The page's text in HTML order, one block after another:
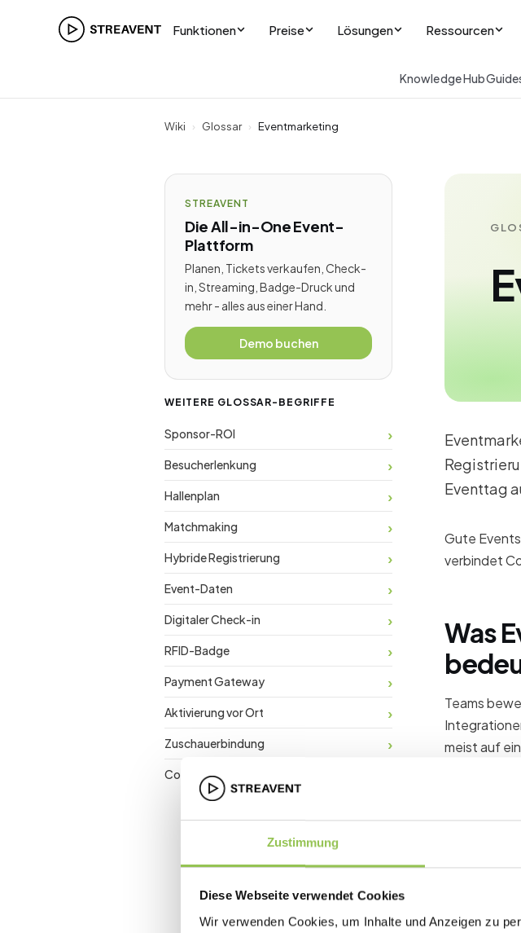
Zustimmung
Diese Webseite verwendet Cookies
Wir verwenden Cookies, um Inhalte und Anzeigen zu
Funktionen Preise Lösungen Ressourcen
Knowledge Hub
Wiki › Glossar › Eventmarketing
STREAVENT
Die All-in-One Event-
Plattform
Planen, Tickets verkaufen, Check-
in, Streaming, Badge-Druck und
mehr - alles aus einer Hand.
Demo buchen
WEITERE GLOSSAR-BEGRIFFE
Sponsor-ROI
Besucherlenkung
Hallenplan
Matchmaking
Hybride Registrierung
Event-Daten
Digitaler Check-in
RFID-Badge
Payment Gateway
Aktivierung vor Ort
Zuschauerbindung
Conversion Rate
Eventtag
Gute
verbindet
Was
Teams
meist auf
E-Mail